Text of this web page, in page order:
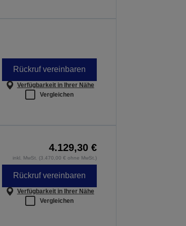
Rückruf vereinbaren
Verfügbarkeit in Ihrer Nähe
Vergleichen
4.129,30 €
inkl. MwSt. (3.470,00 € ohne MwSt.)
Rückruf vereinbaren
Verfügbarkeit in Ihrer Nähe
Vergleichen